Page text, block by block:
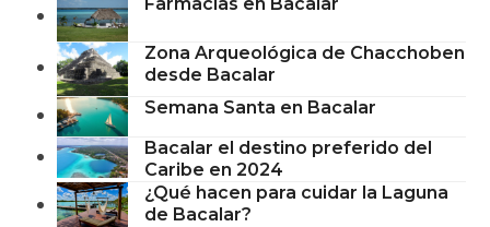
Farmacias en Bacalar
Zona Arqueológica de Chacchoben
desde Bacalar
Semana Santa en Bacalar
Bacalar el destino preferido del
Caribe en 2024
¿Qué hacen para cuidar la Laguna
de Bacalar?